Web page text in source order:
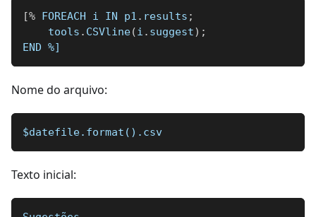
[% FOREACH i IN p1 . results ;
    tools
. CSVline(i . suggest) ;
END %]
Nome do arquivo:
$datefile.format().csv
Texto inicial: